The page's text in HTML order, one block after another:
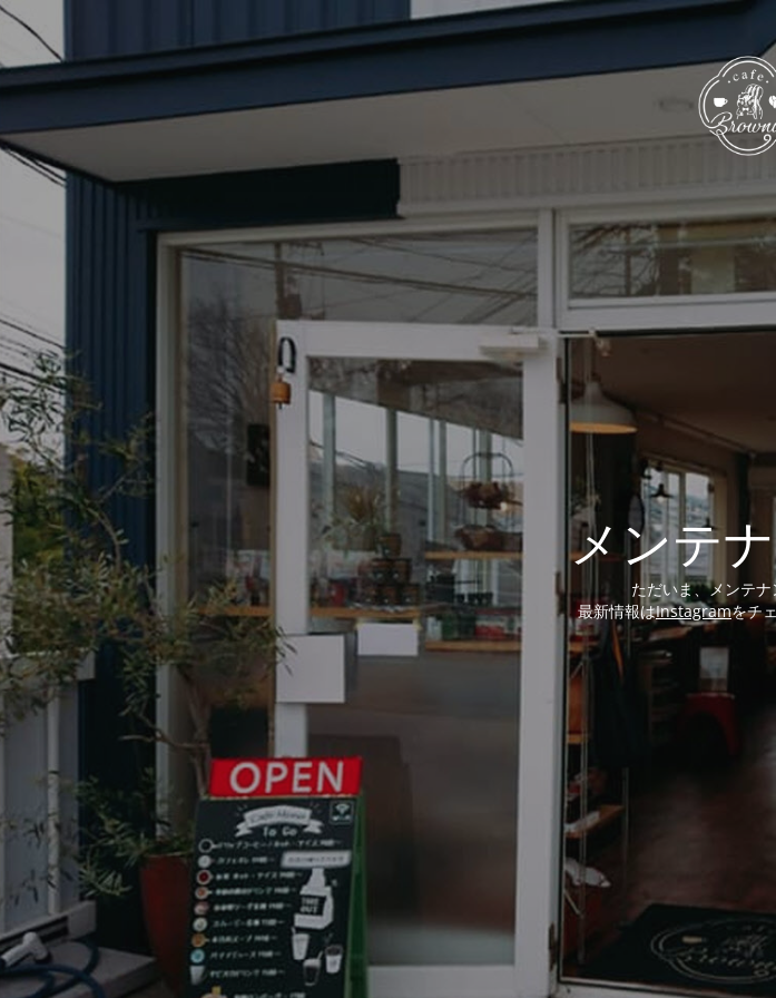
メンテ
ただいま、メンテナ
最新情報はInstagramをチ